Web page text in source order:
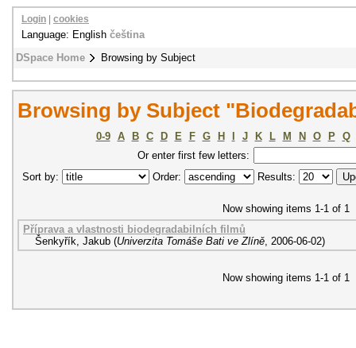
DSpace Home Browsing by Subject
Login cookies
Language: English čeština
Browsing by Subject
0-9 A B C D E F G H J K L M N O P
Q
Or enter first few letters:
Sort by:
Order: Results:
Now showing items 1-1 of 1
Příprava a vlastnosti biodegradabilních filmů
Šenkyřík, Jakub (Univerzita Tomáše Bati ve Zlíně, 2006-06-02)
Now showing items 1-1 of 1